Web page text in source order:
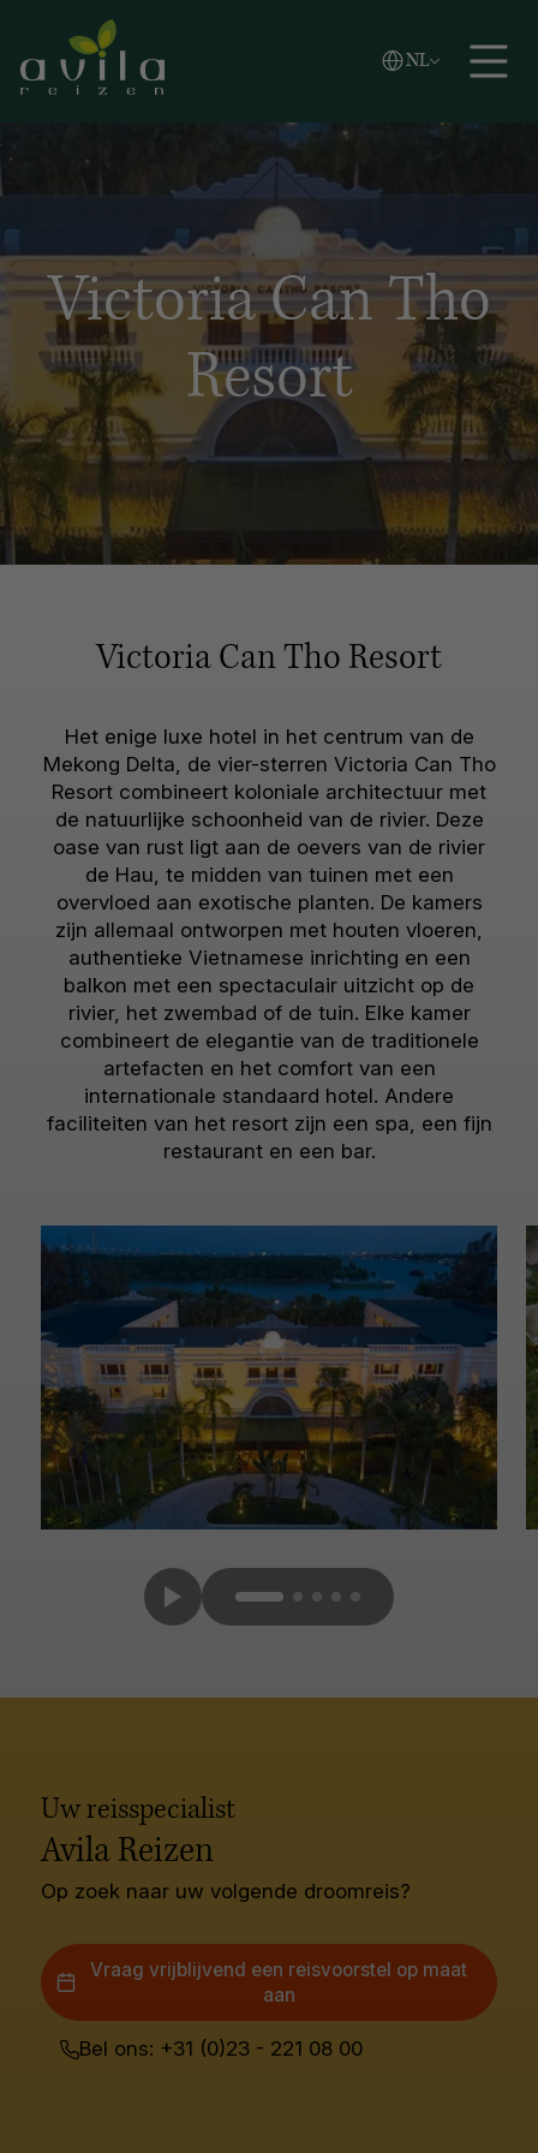
Zoeken
NL
Vlaams
English
Victoria Can Tho
Resort
Victoria Can Tho Resort
Het enige luxe hotel in het centrum van de
Mekong Delta, de vier-sterren Victoria Can Tho
Resort combineert koloniale architectuur met
de natuurlijke schoonheid van de rivier. Deze
oase van rust ligt aan de oevers van de rivier
de Hau, te midden van tuinen met een
overvloed aan exotische planten. De kamers
zijn allemaal ontworpen met houten vloeren,
authentieke Vietnamese inrichting en een
balkon met een spectaculair uitzicht op de
rivier, het zwembad of de tuin. Elke kamer
combineert de elegantie van de traditionele
artefacten en het comfort van een
internationale standaard hotel. Andere
faciliteiten van het resort zijn een spa, een fijn
restaurant en een bar.
Uw reisspecialist
Avila Reizen
Op zoek naar uw volgende droomreis?
Vraag vrijblijvend een reisvoorstel op maat
aan
Bel ons: +31 (0)23 - 221 08 00